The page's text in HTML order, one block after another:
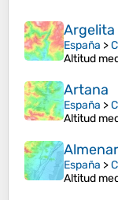
Argelita
España >
Altitud
Artana
España >
Altitud
España >
Altitud